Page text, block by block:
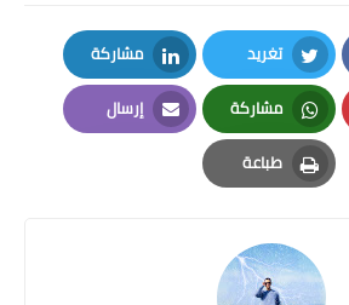
تغريد
Twitter
مشاركة
LinkedIn
مشاركة
Whatsapp
إرسال
Email
طباعة
Print